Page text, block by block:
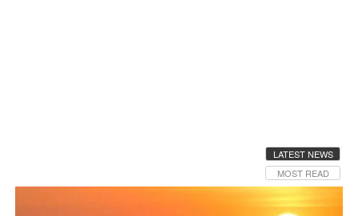
LATEST NEWS
MOST READ